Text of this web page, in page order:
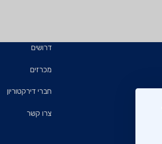
דרושים
מכרזים
חברי דירקטוריון
צרו קשר